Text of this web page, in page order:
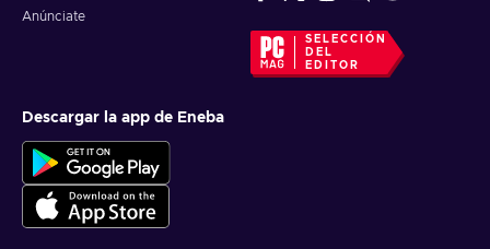
Anúnciate
SELECCIÓN
DEL
EDITOR
Descargar la app de Eneba